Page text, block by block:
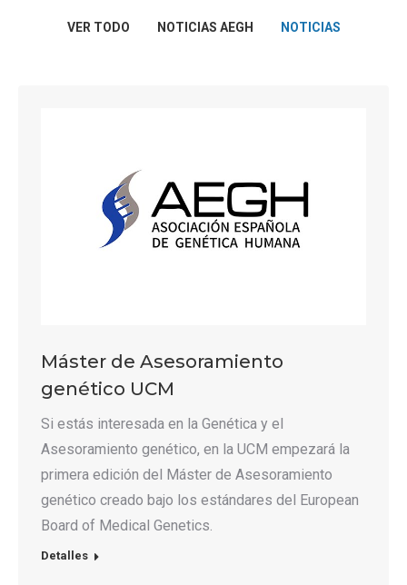
VER TODO NOTICIAS AEGH NOTICIAS
Máster de Asesoramiento
genético UCM
Si estás interesada en la Genética y el
Asesoramiento genético, en la UCM empezará la
primera edición del Máster de Asesoramiento
genético creado bajo los estándares del European
Board of Medical Genetics.
Detalles